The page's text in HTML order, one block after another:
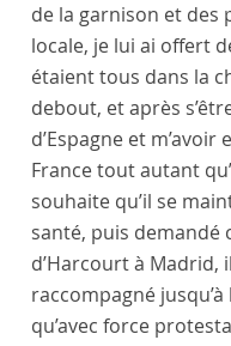
de la garnison et des
locale, je lui ai offert
étaient tous dans la
debout, et après
d’Espagne et m’avoir
Francetout autant
souhaite qu’il se
santé, puis
d’Harcourtà Madrid,
raccompagné jusqu’à
qu’avec force